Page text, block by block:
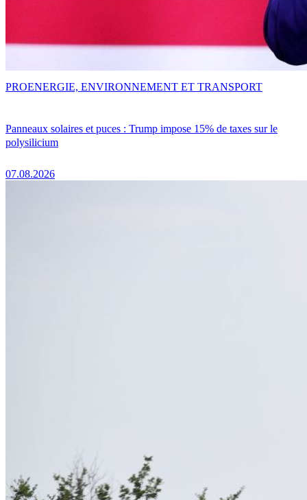
Panneaux solaires et puces : Trump impose 15% de taxes sur le
polysilicium
07.08.2026
PROENERGIE, ENVIRONNEMENT ET TRANSPORT